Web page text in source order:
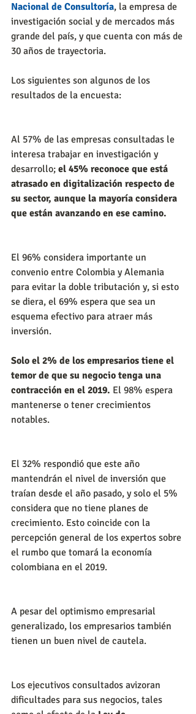
Nacional de Consultoría, la empresa de
investigación social y de mercados más
grande del país, y que cuenta con más de
30 años de trayectoria.
Los siguientes son algunos de los
resultados de la encuesta:
Al 57% de las empresas consultadas le
interesa trabajar en investigación y
desarrollo; el 45% reconoce que está
atrasado en digitalización respecto de
su sector, aunque la mayoría considera
que están avanzando en ese camino.
El 96% considera importante un
convenio entre Colombia y Alemania
para evitar la doble tributación y, si esto
se diera, el 69% espera que sea un
esquema efectivo para atraer más
inversión.
Solo el 2% de los empresarios tiene el
temor de que su negocio tenga una
contracción en el 2019. El 98% espera
mantenerse o tener crecimientos
notables.
El 32% respondió que este año
mantendrán el nivel de inversión que
traían desde el año pasado, y solo el 5%
considera que no tiene planes de
crecimiento. Esto coincide con la
percepción general de los expertos sobre
el rumbo que tomará la economía
colombiana en el 2019.
A pesar del optimismo empresarial
generalizado, los empresarios también
tienen un buen nivel de cautela.
Los ejecutivos consultados avizoran
dificultades para sus negocios, tales